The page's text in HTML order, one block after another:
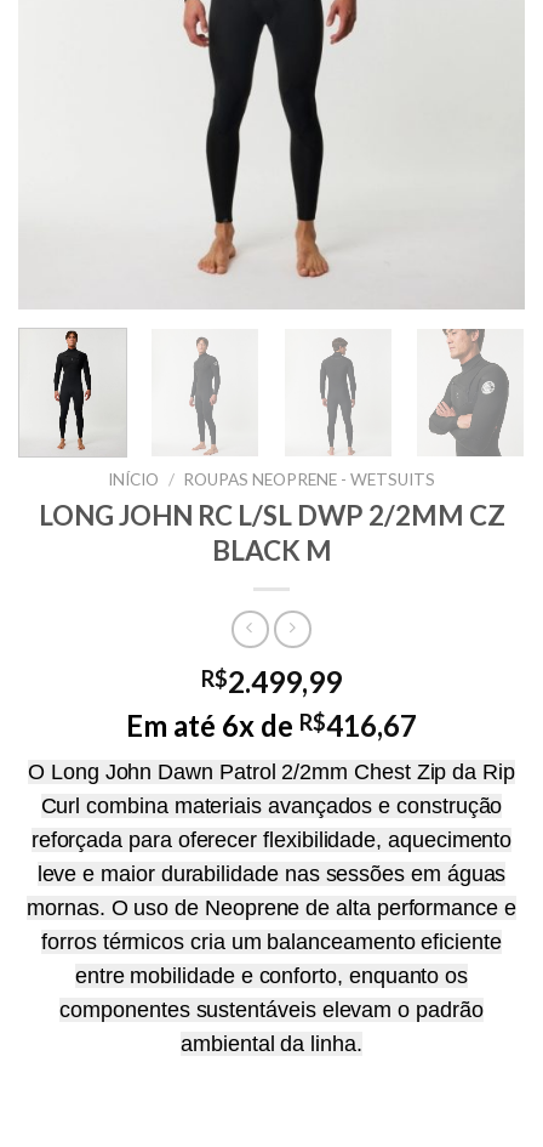
INÍCIO / ROUPAS NEOPRENE - WETSUITS
LONG JOHN RC L/SL DWP 2/2MM CZ
BLACK M
R$2.499,99
Em até 6x de R$416,67
O Long John Dawn Patrol 2/2mm Chest Zip da Rip
Curl combina materiais avançados e construção
reforçada para oferecer flexibilidade, aquecimento
leve e maior durabilidade nas sessões em águas
mornas. O uso de Neoprene de alta performance e
forros térmicos cria um balanceamento eficiente
entre mobilidade e conforto, enquanto os
componentes sustentáveis elevam o padrão
ambiental da linha.